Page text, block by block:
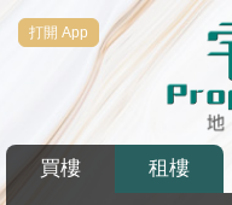
代
理
搵
打開 App
買樓 租樓